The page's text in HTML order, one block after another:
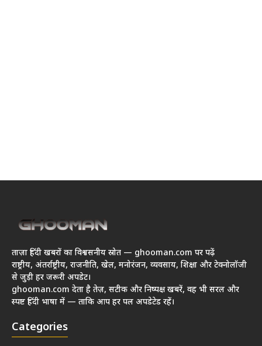
ताज़ा हिंदी खबरों का विश्वसनीय स्रोत — ghooman.com पर पढ़ें
राष्ट्रीय, अंतर्राष्ट्रीय, राजनीति, खेल, मनोरंजन, व्यवसाय, शिक्षा और टेक्नोलॉजी
से जुड़ी हर जरूरी अपडेट।
ghooman.com देता है तेज़, सटीक और निष्पक्ष खबरें, वह भी सरल और
स्पष्ट हिंदी भाषा में — ताकि आप हर पल अपडेटेड रहें।
Categories